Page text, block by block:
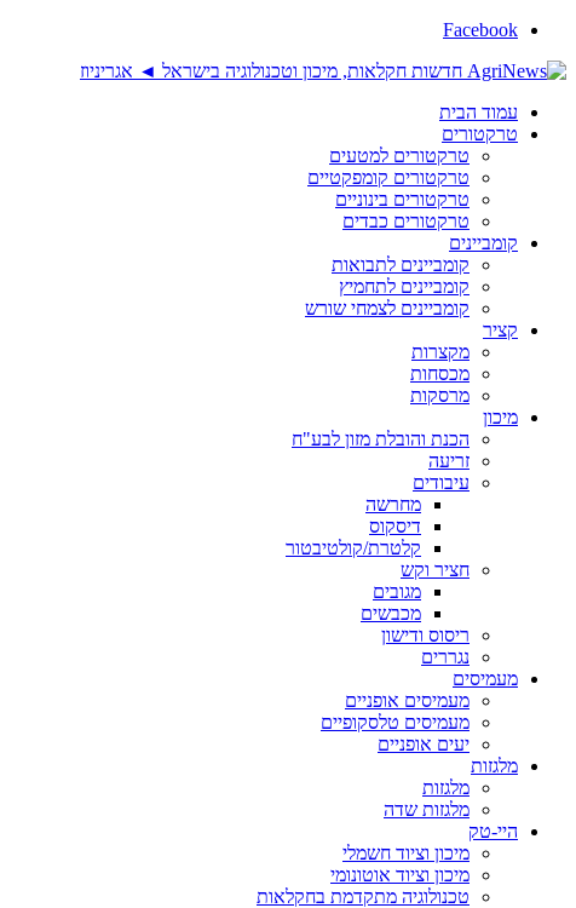
Facebook
עמוד הבית
טרקטורים
טרקטורים למטעים
טרקטורים קומפקטיים
טרקטורים בינוניים
טרקטורים כבדים
קומביינים
קומביינים לתבואות
קומביינים לתחמיץ
קומביינים לצמחי שורש
קציר
מקצרות
מכסחות
מרסקות
מיכון
הכנת והובלת מזון לבע"ח
זריעה
עיבודים
מחרשה
דיסקוס
קלטרת/קולטיבטור
חציר וקש
מגובים
מכבשים
ריסוס ודישון
נגררים
מעמיסים
מעמיסים אופניים
מעמיסים טלסקופיים
יעים אופניים
מלגזות
מלגזות
מלגזות שדה
היי-טק
מיכון וציוד חשמלי
מיכון וציוד אוטונומי
טכנולוגיה מתקדמת בחקלאות